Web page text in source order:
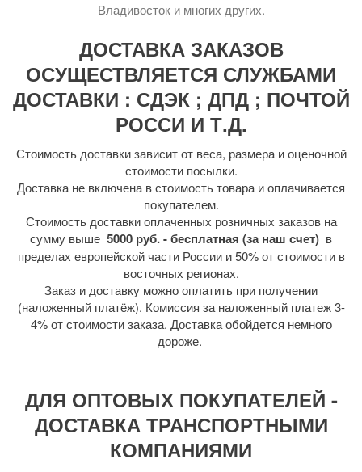
Владивосток и многих других.
ДОСТАВКА ЗАКАЗОВ
ОСУЩЕСТВЛЯЕТСЯ СЛУЖБАМИ
ДОСТАВКИ : СДЭК ; ДПД ; ПОЧТОЙ
РОССИ И Т.Д.
Стоимость доставки зависит от веса, размера и оценочной
стоимости посылки.
Доставка не включена в стоимость товара и оплачивается
покупателем.
Стоимость доставки оплаченных розничных заказов на
сумму выше 5000 руб. - бесплатная (за наш счет) в
пределах европейской части России и 50% от стоимости в
восточных регионах.
Заказ и доставку можно оплатить при получении
(наложенный платёж). Комиссия за наложенный платеж 3-
4% от стоимости заказа. Доставка обойдется немного
дороже.
ДЛЯ ОПТОВЫХ ПОКУПАТЕЛЕЙ -
ДОСТАВКА ТРАНСПОРТНЫМИ
КОМПАНИЯМИ